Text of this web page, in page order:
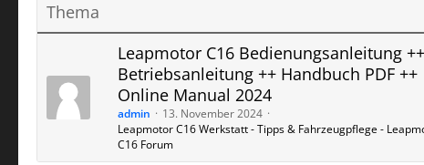
Thema
Leapmotor ​C16 Bedienungsanleitung ++
Betriebsanleitung ++ Handbuch PDF ++
Online Manual 2024
admin
13. November 2024
Leapmotor C16 Werkstatt - Tipps & Fahrzeugpflege -
C16 Forum